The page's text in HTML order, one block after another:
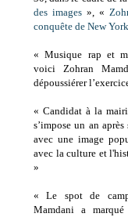
des images », «
conquête de New York
« Musique rap et
voici Zohran
dépoussiérer
« Candidat à la
s’impose un an
avec une image
avec la culture et
»
« Le spot de
Mamdani a